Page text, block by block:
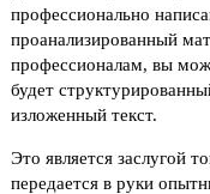
профессионально
проанализированный
профессионалам, вы
будет
изложенный текст.
Это является заслугой
передается в руки